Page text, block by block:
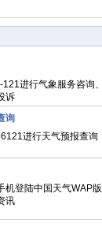
进行气象服务咨询、
诉
询
进行天气预报查询
机登陆中国天气WAP版
讯